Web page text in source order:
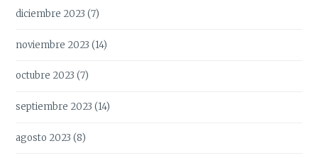
diciembre 2023 (7)
noviembre 2023 (14)
octubre 2023 (7)
septiembre 2023 (14)
agosto 2023 (8)